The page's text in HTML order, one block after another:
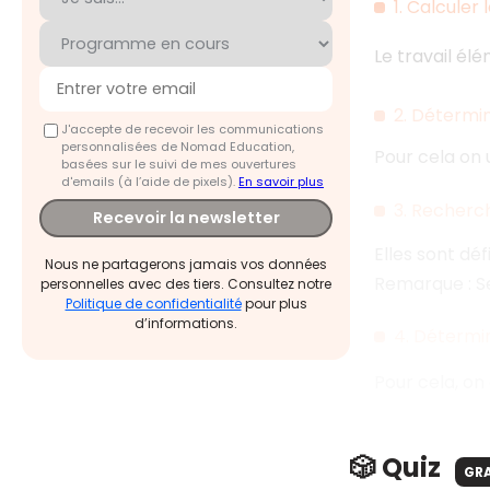
J'accepte de recevoir les communications
personnalisées de Nomad Education,
basées sur le suivi de mes ouvertures
d'emails (à l’aide de pixels).En savoir plus
Recevoir la newsletter
Nous ne partagerons jamais vos données
personnelles avec des tiers. Consultez notre
Politique de confidentialitépour plus
d’informations.
1.
Le travail
2.
🎲 Quiz